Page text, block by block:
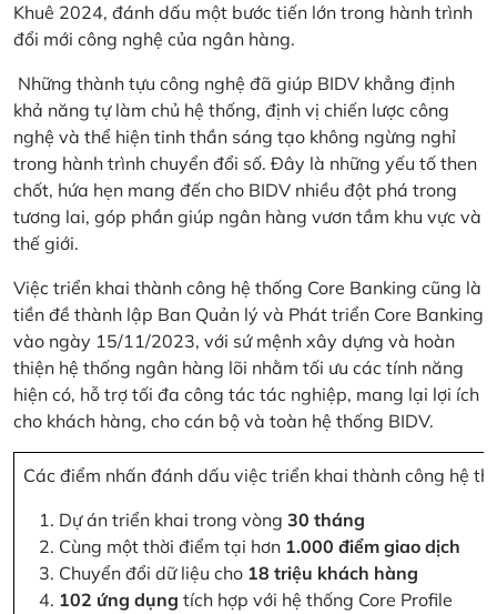
Khuê 2024, đánh dấu một bước tiến lớn trong hành trình
đổi mới công nghệ của ngân hàng.
Những thành tựu công nghệ đã giúp BIDV khẳng định
khả năng tự làm chủ hệ thống, định vị chiến lược công
nghệ và thể hiện tinh thần sáng tạo không ngừng nghỉ
trong hành trình chuyển đổi số. Đây là những yếu tố then
chốt, hứa hẹn mang đến cho BIDV nhiều đột phá trong
tương lai, góp phần giúp ngân hàng vươn tầm khu vực và
thế giới.
Việc triển khai thành công hệ thống Core Banking cũng là
tiền đề thành lập Ban Quản lý và Phát triển Core Banking
vào ngày 15/11/2023, với sứ mệnh xây dựng và hoàn
thiện hệ thống ngân hàng lõi nhằm tối ưu các tính năng
hiện có, hỗ trợ tối đa công tác tác nghiệp, mang lại lợi ích
cho khách hàng, cho cán bộ và toàn hệ thống BIDV.
Các điểm nhấn đánh dấu việc triển khai thành công hệ
Dự án triển khai trong vòng 30 tháng
Cùng một thời điểm tại hơn 1.000 điểm giao dịch
Chuyển đổi dữ liệu cho 18 triệu khách hàng
102 ứng dụng tích hợp với hệ thống Core Profile